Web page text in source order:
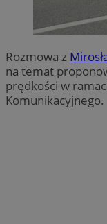
Rozmowa z
na temat
prędkości w
Komunikacyjnego.